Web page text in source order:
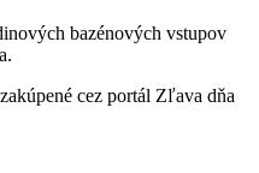
bazénových vstupov
cez portál Zľava dňa